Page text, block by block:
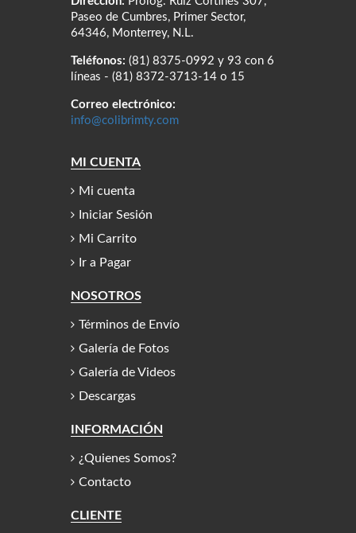
Paseo de Cumbres, Primer Sector,
64346, Monterrey, N.L.
Teléfonos: (81) 8375-0992 y 93 con 6
líneas - (81) 8372-3713-14 o 15
Correo electrónico:
info@colibrimty.com
MI CUENTA
Mi cuenta
Iniciar Sesión
Mi Carrito
Ir a Pagar
NOSOTROS
Términos de Envío
Galería de Fotos
Galería de Videos
Descargas
INFORMACIÓN
¿Quienes Somos?
Contacto
CLIENTE